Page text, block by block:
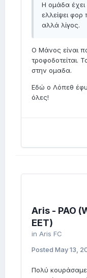
Η ομάδα
ελλείψει
αλλά λίγος.
Ο Μάνος είναι
τροφοδοτείται.
στην ομαδα.
Εδώ ο Λόπεθ
όλες!
Aris - PAO
EET)
in Aris FC
Posted May 13,
Πολύ